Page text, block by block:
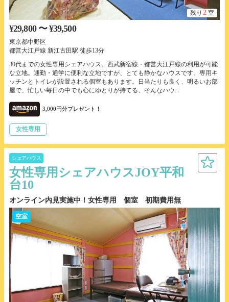
残り 2 室
¥29,800 〜 ¥39,500
東京都中野区
都営大江戸線 新江古田駅 徒歩13分
30代までの女性専用シェアハウス。西武新宿線・都営大江戸線の利用が可能
な立地。通勤・通学に便利な立地ですが、とても静かなハウスです。専用キ
ッチンとトイレが設置される個室もあります。日当たりも良く、明るいお部
屋で、忙しい毎日の中でも心にゆとりが持てる、そんなハウ...
3,000円分プレゼント！
女性専用
シェアハウス
女性専用シェアハウスJOY平和
台10
オンライン内見実施中！女性専用 個室 初期費用無
空室